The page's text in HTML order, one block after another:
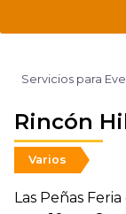
Servicios para
Rincón
Varios
Las Peñas